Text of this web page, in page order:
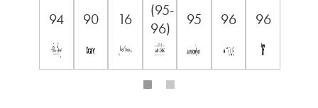
94 90 16
(95-
96)
95 96 96